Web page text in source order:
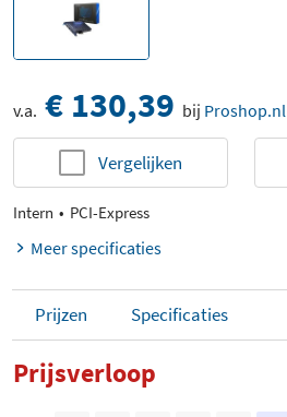
v.a. € 130,39 bij Proshop.nl
Vergelijken
Intern PCI-Express
Meer specificaties
Prijzen Specificaties
Prijsverloop